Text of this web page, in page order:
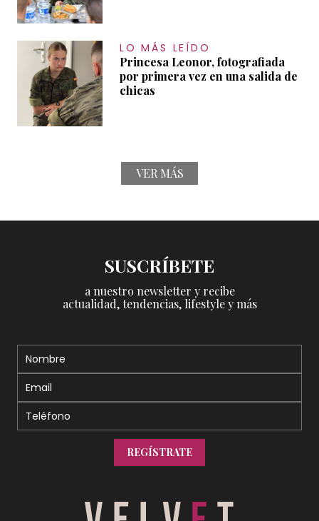
LO MÁS LEÍDO
Princesa Leonor, fotografiada
por primera vez en una salida de
chicas
VER MÁS
SUSCRÍBETE
a nuestro newsletter y recibe
actualidad, tendencias, lifestyle y más
REGÍSTRATE